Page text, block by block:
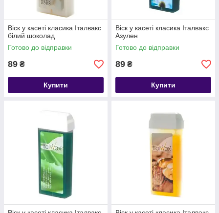
Віск у касеті класика Італвакс
білий шоколад
Готово до відправки
89 ₴
Купити
Віск у касеті класика Італвакс
Азулен
Готово до відправки
89 ₴
Купити